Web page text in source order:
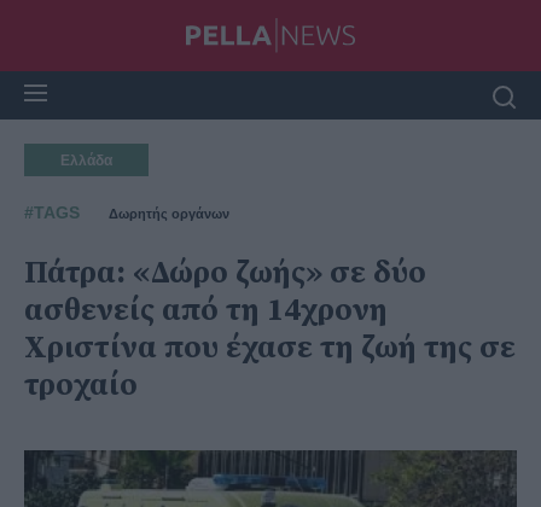
Ελλάδα
#TAGS Δωρητής οργάνων
Πάτρα: «Δώρο ζωής» σε δύο
ασθενείς από τη 14χρονη
Χριστίνα που έχασε τη ζωή της σε
τροχαίο